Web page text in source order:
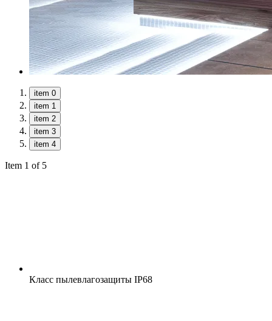
item 0
item 1
item 2
item 3
item 4
Item 1 of 5
Класс пылевлагозащиты IP68